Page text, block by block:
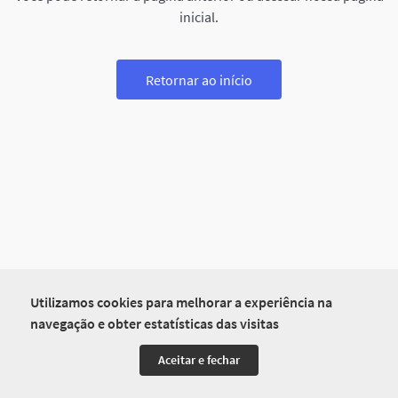
Utilizamos cookies para melhorar a experiência na
navegação e obter estatísticas das visitas
Aceitar e fechar
inicial.
Retornar ao início